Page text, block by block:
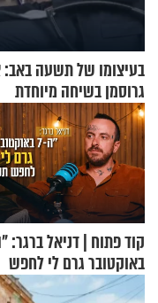
בעיצומו של תשעה באב:
גרוסמן בשיחה מיוחדת
באוקטובר גרם לי לחפש
תשובות"